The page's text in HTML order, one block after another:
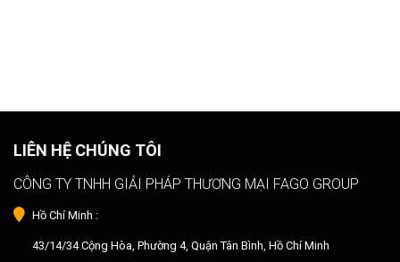
LIÊN HỆ CHÚNG TÔI
CÔNG TY TNHH GIẢI PHÁP THƯƠNG MẠI FAGO GROUP
Hồ Chí Minh :
43/14/34 Cộng Hòa, Phường 4, Quận Tân Bình, Hồ Chí Minh